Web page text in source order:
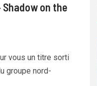
Shadow on the
vous un titre sorti
groupe nord-